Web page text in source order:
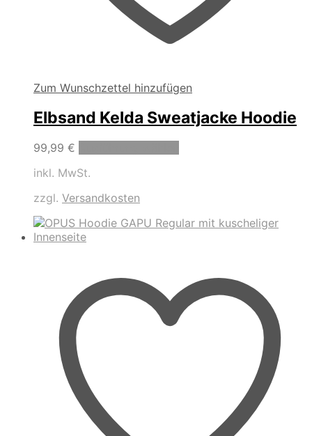
Zum Wunschzettel hinzufügen
Elbsand Kelda Sweatjacke Hoodie
99,99 €
auf.
Die
der
Produktseite
gewählt
inkl. MwSt.
zzgl. Versandkosten